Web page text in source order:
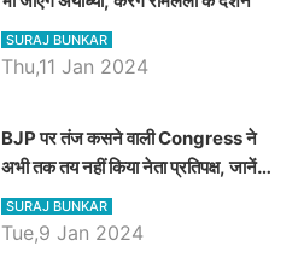
SURAJ BUNKAR
Thu,11 Jan 2024
BJP पर तंज कसने वाली Congress ने
अभी तक तय नहीं किया नेता प्रतिपक्ष, जानें
कौन होगा दावेदार
SURAJ BUNKAR
Tue,9 Jan 2024